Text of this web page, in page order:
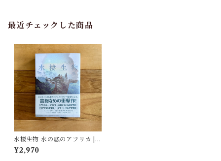
最近チェックした商品
水棲生物 水の底のアフリカ |
オズヴァルド・ルワット, 大林
薫(訳)
¥2,970